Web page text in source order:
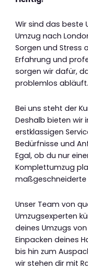
Wir sind das beste
Umzug nach
Sorgen und Stress
Erfahrung und
sorgen wir dafür,
problemlos abläuft.
Bei uns steht der
Deshalb bieten wir
erstklassigen
Bedürfnisse und
Egal, ob du nur
Komplettumzug
maßgeschneiderte
Unser Team von
Umzugsexperten
deines Umzugs
Einpacken deines
bis hin zum
wir stehen dir mit